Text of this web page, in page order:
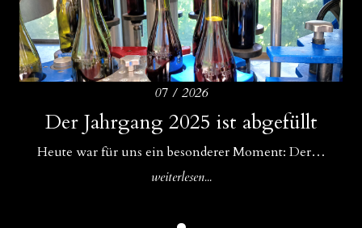
07 / 2026
Der Jahrgang 2025 ist abgefüllt
Heute war für uns ein besonderer Moment: Der…
weiterlesen...
Amphoren als ideale Ergänzung zu
Betonfässern und Betoneiern
In unserem Keller gibt es Zuwachs: Neben unseren…
Drei Bühnen für unsere Weine
Für uns im WeinGut Seppi sind Begegnungen ein…
weiterlesen...